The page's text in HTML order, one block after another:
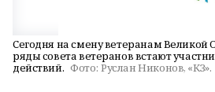
Сегодня на смену ветеранам Великой
ряды совета ветеранов встают
действий. Фото: Руслан Никонов, «КЗ».